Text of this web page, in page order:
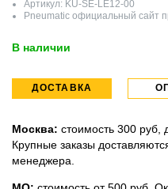
Артикул: KU-SE-LE12-00
Pneumatic официальный сайт
В наличии
ДОСТАВКА
Москва: стоимость 300 руб,
Крупные заказы
менеджера.